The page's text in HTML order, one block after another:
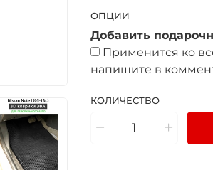
КОЛИЧЕСТВО
ОПЦИИ
Добавить
Применится ко
напишите в